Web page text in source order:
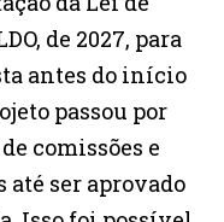
de 2027, para
antes do início
passou por
comissões e
até ser aprovado